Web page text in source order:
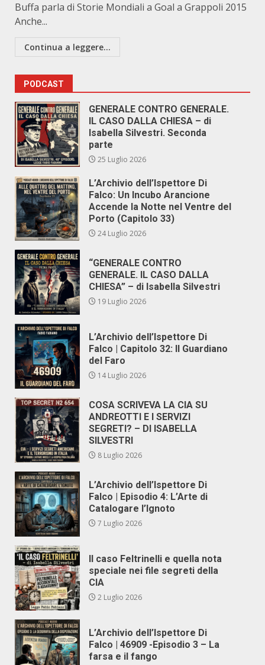
Buffa parla di Storie Mondiali a Goal a Grappoli 2015
Anche...
Continua a leggere...
PODCAST
GENERALE CONTRO GENERALE.
IL CASO DALLA CHIESA – di
Isabella Silvestri. Seconda
parte
25 Luglio 2026
L’Archivio dell’Ispettore Di
Falco: Un Incubo Arancione
Accende la Notte nel Ventre del
Porto (Capitolo 33)
24 Luglio 2026
“GENERALE CONTRO
GENERALE. IL CASO DALLA
CHIESA” – di Isabella Silvestri
19 Luglio 2026
L’Archivio dell’Ispettore Di
Falco | Capitolo 32: Il Guardiano
del Faro
14 Luglio 2026
COSA SCRIVEVA LA CIA SU
ANDREOTTI E I SERVIZI
SEGRETI? – DI ISABELLA
SILVESTRI
8 Luglio 2026
L’Archivio dell’Ispettore Di
Falco | Episodio 4: L’Arte di
Catalogare l’Ignoto
7 Luglio 2026
Il caso Feltrinelli e quella nota
speciale nei file segreti della
CIA
2 Luglio 2026
L’Archivio dell’Ispettore Di
Falco | 46909 -Episodio 3 – La
farsa e il fango